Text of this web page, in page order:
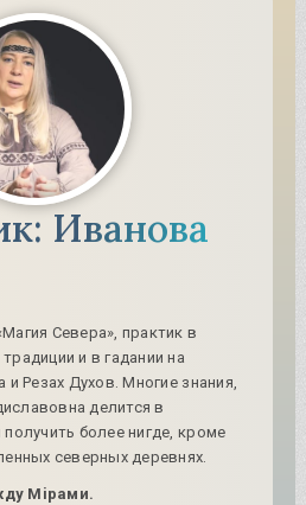
Иванова
Севера», практик в
и в гадании на
и Резах Духов. Многие знания,
делится в
более нигде, кроме
северных деревнях.
Мiрами.